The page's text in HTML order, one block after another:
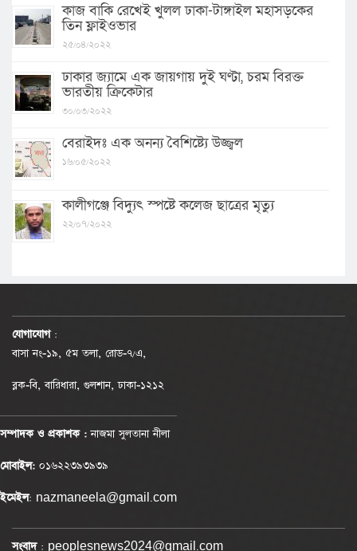
কাজ বাকি রেখেই খুলল ঢাকা-টাঙ্গাইল মহাসড়কের
তিন ফ্লাইওভার
২৫/০৪/২০২২
ঢাকার জ্যামে এক জায়গায় দুই ঘণ্টা, চরম বিরক্ত
ভারতীয় ক্রিকেটার
৩০/০৩/২০২২
বেরাইদঃ এক অনন্য বৈশিষ্ট্যে উজ্জ্বল
১৬/০৫/২০২২
কালীগঞ্জে বিদ্যুৎ স্পষ্টে কলেজ ছাত্রের মৃত্যু
২২/০৭/২০২২
যোগাযোগ :
বাসা নং-১৯, ৫ম তলা, রোড-৭/এ,
ব্লক-বি, বারিধারা, গুলশান, ঢাকা-১২১২
সম্পাদক ও প্রকাশক :নাজমা সুলতানা নীলা
মোবাইল: ০১৬২২৩৯৩৯৩৯
ইমেইল: nazmaneela@gmail.com
সংবাদ: peoplesnews2024@gmail.com